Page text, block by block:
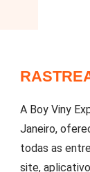
A Boy Viny
Janeiro,
todas as
site,